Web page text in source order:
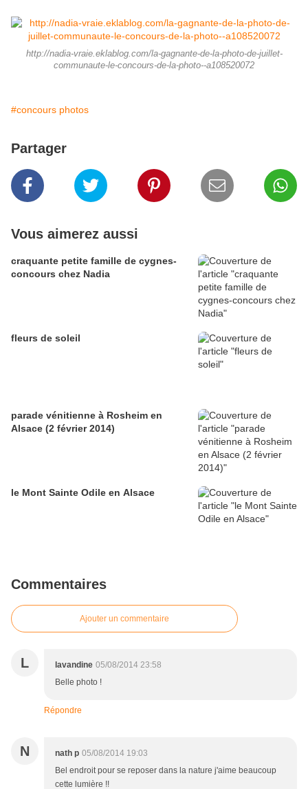
http://nadia-vraie.eklablog.com/la-gagnante-de-la-photo-de-juillet-
communaute-le-concours-de-la-photo--a108520072
#concours photos
Partager
Vous aimerez aussi
craquante petite famille de cygnes-
concours chez Nadia
fleurs de soleil
parade vénitienne à Rosheim en
Alsace (2 février 2014)
le Mont Sainte Odile en Alsace
Commentaires
Ajouter un commentaire
L lavandine 05/08/2014 23:58
Belle photo !
Répondre
N nath p 05/08/2014 19:03
Bel endroit pour se reposer dans la nature j'aime beaucoup
cette lumière !!